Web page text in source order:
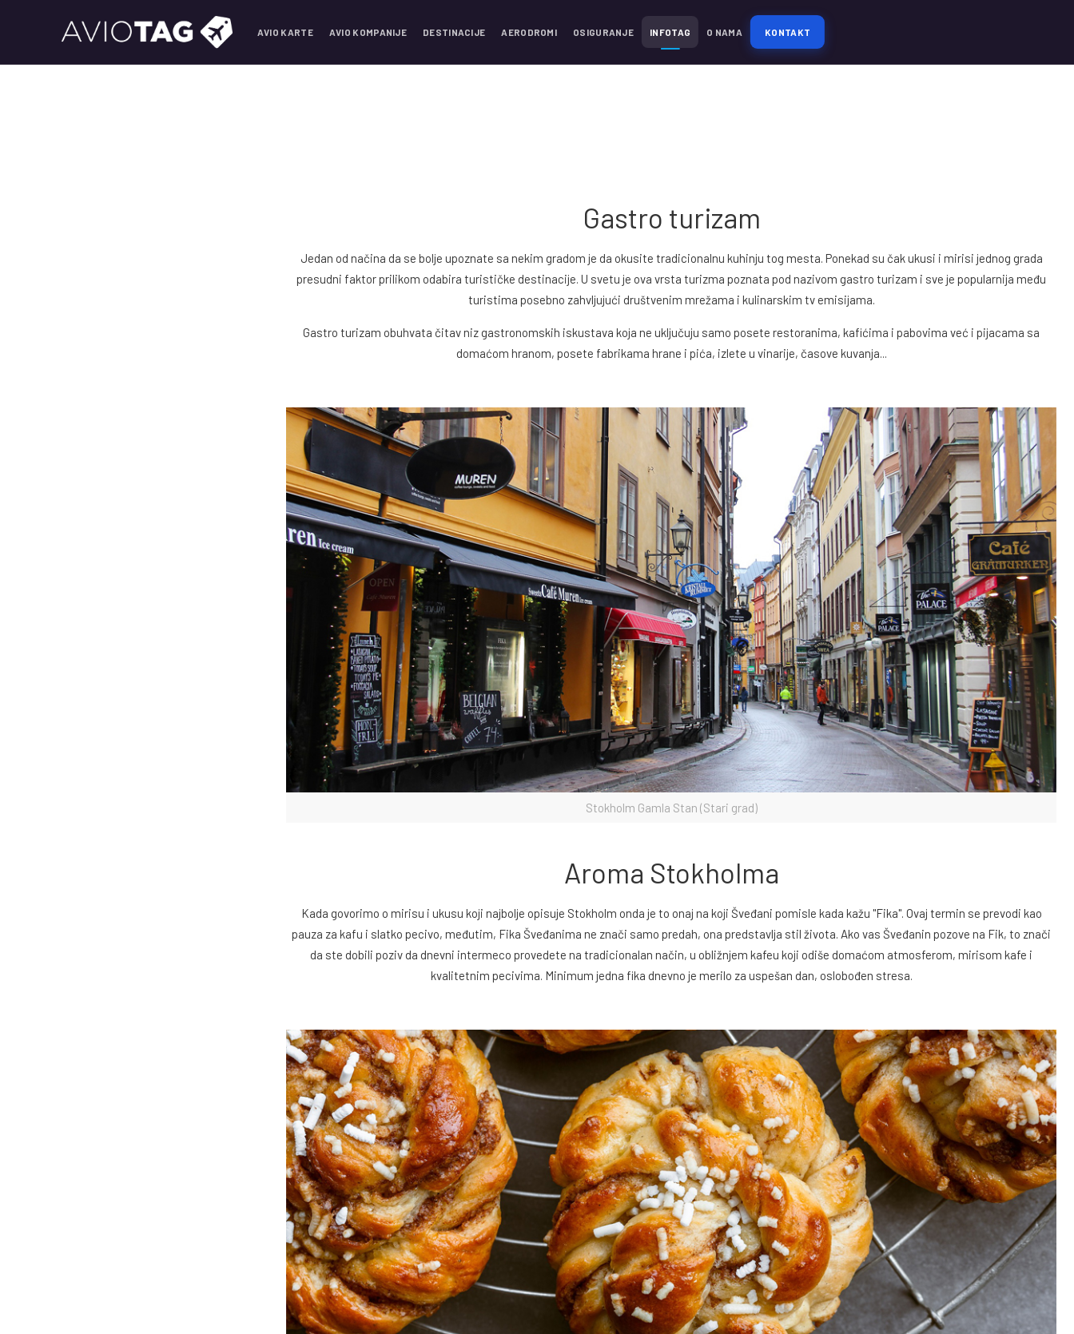
AVIO KARTE AVIO KOMPANIJE DESTINACIJE AERODROMI OSIGURANJE INFOTAG O NAMA KONTAKT
Gastro turizam
Jedan od načina da se bolje upoznate sa nekim gradom je da okusite tradicionalnu kuhinju tog mesta. Ponekad su čak ukusi i mirisi jednog grada
presudni faktor prilikom odabira turističke destinacije. U svetu je ova vrsta turizma poznata pod nazivom gastro turizam i sve je popularnija među
turistima posebno zahvljujući društvenim mrežama i kulinarskim tv emisijama.
Gastro turizam obuhvata čitav niz gastronomskih iskustava koja ne uključuju samo posete restoranima, kafićima i pabovima već i pijacama sa
domaćom hranom, posete fabrikama hrane i pića, izlete u vinarije, časove kuvanja...
Stokholm Gamla Stan (Stari grad)
Aroma Stokholma
Kada govorimo o mirisu i ukusu koji najbolje opisuje Stokholm onda je to onaj na koji Šveđani pomisle kada kažu "Fika". Ovaj termin se prevodi kao
pauza za kafu i slatko pecivo, međutim, Fika Šveđanima ne znači samo predah, ona predstavlja stil života. Ako vas Šveđanin pozove na Fik, to znači
da ste dobili poziv da dnevni intermeco provedete na tradicionalan način, u obližnjem kafeu koji odiše domaćom atmosferom, mirisom kafe i
kvalitetnim pecivima. Minimum jedna fika dnevno je merilo za uspešan dan, oslobođen stresa.